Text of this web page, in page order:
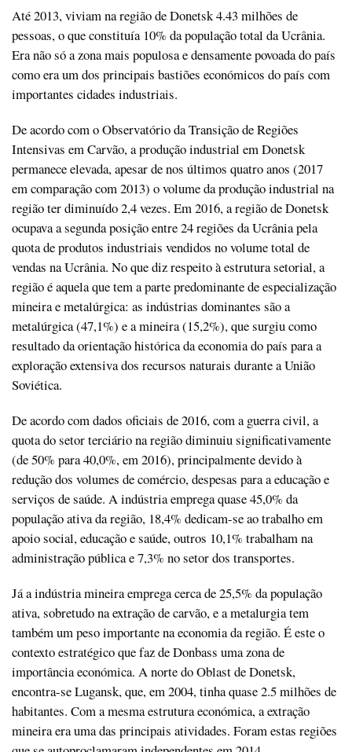
Até 2013, viviam na região de Donetsk 4.43 milhões de
pessoas, o que constituía 10% da população total da Ucrânia.
Era não só a zona mais populosa e densamente povoada do país
como era um dos principais bastiões económicos do país com
importantes cidades industriais.
De acordo com o Observatório da Transição de Regiões
Intensivas em Carvão, a produção industrial em Donetsk
permanece elevada, apesar de nos últimos quatro anos (2017
em comparação com 2013) o volume da produção industrial na
região ter diminuído 2,4 vezes. Em 2016, a região de Donetsk
ocupava a segunda posição entre 24 regiões da Ucrânia pela
quota de produtos industriais vendidos no volume total de
vendas na Ucrânia. No que diz respeito à estrutura setorial, a
região é aquela que tem a parte predominante de especialização
mineira e metalúrgica: as indústrias dominantes são a
metalúrgica (47,1%) e a mineira (15,2%), que surgiu como
resultado da orientação histórica da economia do país para a
exploração extensiva dos recursos naturais durante a União
Soviética.
De acordo com dados oficiais de 2016, com a guerra civil, a
quota do setor terciário na região diminuiu significativamente
(de 50% para 40,0%, em 2016), principalmente devido à
redução dos volumes de comércio, despesas para a educação e
serviços de saúde. A indústria emprega quase 45,0% da
população ativa da região, 18,4% dedicam-se ao trabalho em
apoio social, educação e saúde, outros 10,1% trabalham na
administração pública e 7,3% no setor dos transportes.
Já a indústria mineira emprega cerca de 25,5% da população
ativa, sobretudo na extração de carvão, e a metalurgia tem
também um peso importante na economia da região. É este o
contexto estratégico que faz de Donbass uma zona de
importância económica. A norte do Oblast de Donetsk,
encontra-se Lugansk, que, em 2004, tinha quase 2.5 milhões de
habitantes. Com a mesma estrutura económica, a extração
mineira era uma das principais atividades. Foram estas regiões